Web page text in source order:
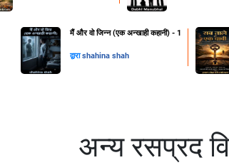
मैं और वो जिन्न (एक अन्खाही कहानी) - 1
द्वाराshahina shah
अन्य रसप्रद